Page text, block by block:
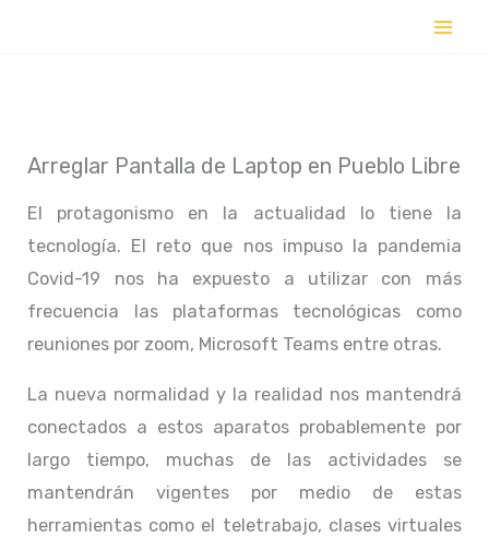
Arreglar Pantalla de Laptop en Pueblo Libre
El protagonismo en la actualidad lo tiene la
tecnología. El reto que nos impuso la pandemia
Covid-19 nos ha expuesto a utilizar con más
frecuencia las plataformas tecnológicas como
reuniones por zoom, Microsoft Teams entre otras.
La nueva normalidad y la realidad nos mantendrá
conectados a estos aparatos probablemente por
largo tiempo, muchas de las actividades se
mantendrán vigentes por medio de estas
herramientas como el teletrabajo, clases virtuales